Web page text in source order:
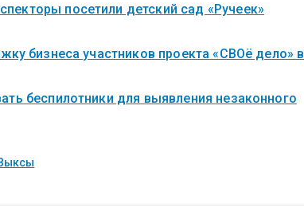
посетили детский сад «Ручеек»
бизнеса участников проекта «СВОё дело» в
беспилотники для выявления незаконного